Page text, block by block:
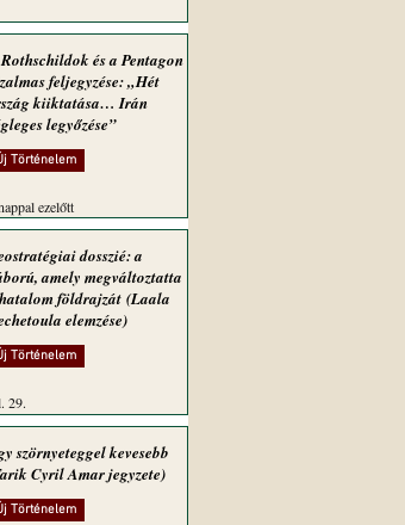
és a Pentagon
feljegyzése: „Hét
kiiktatása… Irán
legyőzése”
Történelem
ezelőtt
dosszié: a
amely megváltoztatta
földrajzát (Laala
elemzése)
Történelem
29.
szörnyeteggel kevesebb
Cyril Amar jegyzete)
Történelem